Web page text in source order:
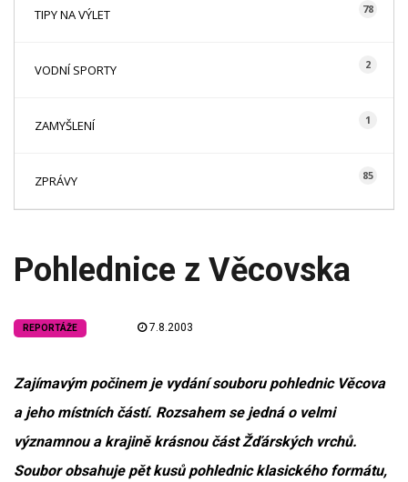
TIPY NA VÝLET 78
VODNÍ SPORTY 2
ZAMYŠLENÍ 1
ZPRÁVY 85
Pohlednice z Věcovska
REPORTÁŽE 7.8.2003
Zajímavým počinem je vydání souboru pohlednic Věcova
a jeho místních částí. Rozsahem se jedná o velmi
významnou a krajině krásnou část Žďárských vrchů.
Soubor obsahuje pět kusů pohlednic klasického formátu,